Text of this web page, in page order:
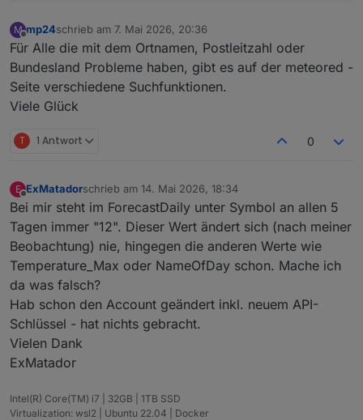
M
Offline
mp24schrieb am 7. Mai 2026, 20:36
zuletzt editiert von
Für Alle die mit dem Ortnamen, Postleitzahl oder
Bundesland Probleme haben, gibt es auf der meteored -
Seite verschiedene Suchfunktionen.
Viele Glück
T 1 Antwort 0
E
Offline
ExMatadorschrieb am 14. Mai 2026, 18:34
zuletzt editiert von
Bei mir steht im ForecastDaily unter Symbol an allen 5
Tagen immer "12". Dieser Wert ändert sich (nach meiner
Beobachtung) nie, hingegen die anderen Werte wie
Temperature_Max oder NameOfDay schon. Mache ich
da was falsch?
Hab schon den Account geändert inkl. neuem API-
Schlüssel - hat nichts gebracht.
Vielen Dank
ExMatador
Intel(R) Core(TM) i7 | 32GB | 1TB SSD
Virtualization: wsl2 | Ubuntu 22.04 | Docker